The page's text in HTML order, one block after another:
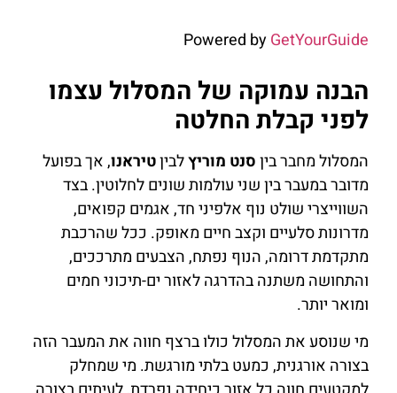
Powered byGetYourGuide
הבנה עמוקה של המסלול עצמו
לפני קבלת החלטה
המסלול מחבר ביןסנט מוריץלביןטיראנו, אך בפועל
מדובר במעבר בין שני עולמות שונים לחלוטין. בצד
השווייצרי שולט נוף אלפיני חד, אגמים קפואים,
מדרונות סלעיים וקצב חיים מאופק. ככל שהרכבת
מתקדמת דרומה, הנוף נפתח, הצבעים מתרככים,
והתחושה משתנה בהדרגה לאזור ים-תיכוני חמים
ומואר יותר.
מי שנוסע את המסלול כולו ברצף חווה את המעבר הזה
בצורה אורגנית, כמעט בלתי מורגשת. מי שמחלק